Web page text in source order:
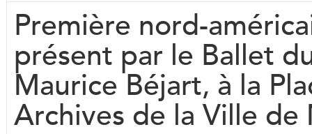
Première nord-
présent par le Ballet
Maurice Béjart, à la
Archives de la Ville